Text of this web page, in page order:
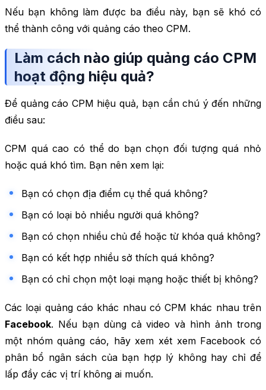
Nếu bạn không làm được ba điều này, bạn sẽ khó có
thể thành công với quảng cáo theo CPM.
Làm cách nào giúp quảng cáo CPM
hoạt động hiệu quả?
Để quảng cáo CPM hiệu quả, bạn cần chú ý đến những
điều sau:
CPM quá cao có thể do bạn chọn đối tượng quá nhỏ
hoặc quá khó tìm. Bạn nên xem lại:
Bạn có chọn địa điểm cụ thể quá không?
Bạn có loại bỏ nhiều người quá không?
Bạn có chọn nhiều chủ đề hoặc từ khóa quá không?
Bạn có kết hợp nhiều sở thích quá không?
Bạn có chỉ chọn một loại mạng hoặc thiết bị không?
Các loại quảng cáo khác nhau có CPM khác nhau trên
Facebook. Nếu bạn dùng cả video và hình ảnh trong
một nhóm quảng cáo, hãy xem xét xem Facebook có
phân bổ ngân sách của bạn hợp lý không hay chỉ để
lấp đầy các vị trí không ai muốn.